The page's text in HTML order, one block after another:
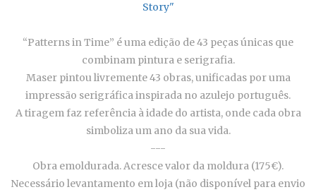
Story"
“Patterns in Time” é uma edição de 43 peças únicas que
combinam pintura e serigrafia.
Maser pintou livremente 43 obras, unificadas por uma
impressão serigráfica inspirada no azulejo português.
A tiragem faz referência à idade do artista, onde cada obra
simboliza um ano da sua vida.
---
Obra emoldurada. Acresce valor da moldura (175€).
Necessário levantamento em loja (não disponível para envio